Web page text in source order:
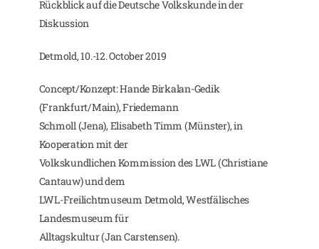
Rückblick auf die Deutsche Volkskunde in der
Diskussion
Detmold, 10.-12. October 2019
Concept/Konzept: Hande Birkalan-Gedik
(Frankfurt/Main), Friedemann
Schmoll (Jena), Elisabeth Timm (Münster), in
Kooperation mit der
Volkskundlichen Kommission des LWL (Christiane
Cantauw) und dem
LWL-Freilichtmuseum Detmold, Westfälisches
Landesmuseum für
Alltagskultur (Jan Carstensen).